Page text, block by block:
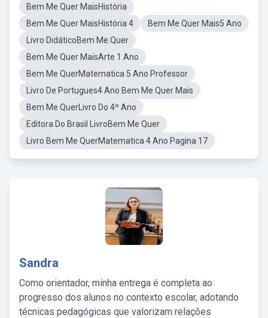
Bem Me Quer MaisHistória
Bem Me Quer MaisHistória 4
Bem Me Quer Mais5 Ano
Livro DidáticoBem Me Quer
Bem Me Quer MaisArte 1 Ano
Bem Me QuerMatematica 5 Ano Professor
Livro De Portugues4 Ano Bem Me Quer Mais
Bem Me QuerLivro Do 4º Ano
Editora Do Brasil LivroBem Me Quer
Livro Bem Me QuerMatematica 4 Ano Pagina 17
Sandra
Como orientador, minha entrega é completa ao
progresso dos alunos no contexto escolar, adotando
técnicas pedagógicas que valorizam relações